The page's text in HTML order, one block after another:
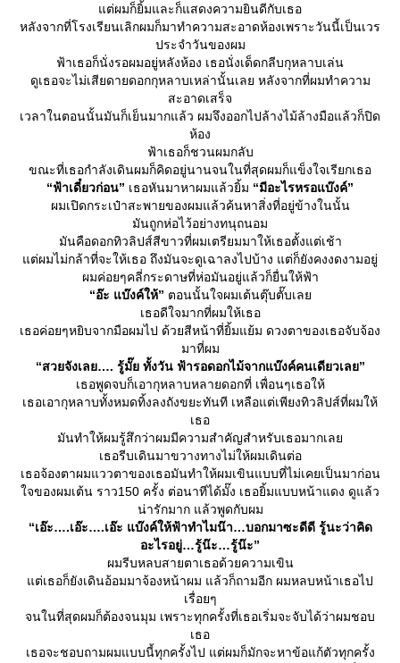
ต่ผมก็ยิ้มและก็แสดงความยินดีกับเธอ
หลังจากที่โรงเรียนเลิกผมก็มาทำความสะอาดห้องเพราะวันนี้เป็นเวร
ประจำวันของผม
ฟ้าเธอก็นั่งรอผมอยู่หลังห้อง เธอนั่งเด็ดกลีบกุหลาบเล่น
ดูเธอจะไม่เสียดายดอกกุหลาบเหล่านั้นเลย หลังจากที่ผมทำความ
สะอาดเสร็จ
เวลาในตอนนั้นมันก็เย็นมากแล้ว ผมจึงออกไปล้างไม้ล้างมือแล้วก็ปิด
ห้อง
ฟ้าเธอก็ชวนผมกลับ
ขณะที่เธอกำลังเดินผมก็คิดอยู่นานจนในที่สุดผมก็แข็งใจเรียกเธอ
“ฟ้าเดี๋ยวก่อน” เธอหันมาหาผมแล้วยิ้ม “มีอะไรหรอแบ๊งค์”
ผมเปิดกระเป๋าสะพายของผมแล้วค้นหาสิ่งที่อยู่ข้างในนั้น
มันถูกห่อไว้อย่างทนุถนอม
มันคือดอกทิวลิปส์สีขาวที่ผมเตรียมมาให้เธอตั้งแต่เช้า
ต่ผมไม่กล้าที่จะให้เธอ ถึงมันจะดูเฉาลงไปบ้าง แต่ก็ยังคงงดงามอยู่
ผมค่อยๆคลี่กระดาษที่ห่อมันอยู่แล้วก็ยื่นให้ฟ้า
“อ๊ะ แบ๊งค์ให้” ตอนนั้นใจผมเต้นตุ๊บตั๊บเล
เธอดีใจมากที่ผมให้เธอ
เธอค่อยๆหยิบจากมือผมไป ด้วยสีหน้าที่ยิ้มแย้ม ดวงตาของเธอจับจ้อง
มาที่ผม
“สวยจังเลย…. รู้มั๊ย ทั้งวัน ฟ้ารอดอกไม้จากแบ๊งค์คนเดียวเลย”
เธอพูดจบก็เอากุหลาบหลายดอกที่ เพื่อนๆเธอให้
เธอเอากุหลาบทั้งหมดทิ้งลงถังขยะทันที เหลือแต่เพียงทิวลิปส์ที่ผมให้
เธอ
มันทำให้ผมรู้สึกว่าผมมีความสำคัญสำหรับเธอมากเล
เธอรีบเดินมาขวางทางไม่ให้ผมเดินต่อ
เธอจ้องตาผมแววตาของเธอมันทำให้ผมเขินแบบที่ไม่เคยเป็นมาก่อน
จของผมเต้น ราว150 ครั้ง ต่อนาทีได้มั๊ง เธอยิ้มแบบหน้าแดง ดูแล้ว
น่ารักมาก แล้วพูดกับผม
“เอ๊ะ….เอ๊ะ….เอ๊ะ แบ๊งค์ให้ฟ้าทำไมน๊า…บอกมาซะดีดี รู้นะว่าคิด
อะไรอยู่…รู้น๊ะ…รู้น๊ะ”
ผมรีบหลบสายตาเธอด้วยความเขิน
ต่เธอก็ยังเดินอ้อมมาจ้องหน้าผม แล้วก็ถามอีก ผมหลบหน้าเธอไป
เรื่อยๆ
จนในที่สุดผมก็ต้องจนมุม เพราะทุกครั้งที่เธอเริ่มจะจับได้ว่าผมชอบ
เธอ
เธอจะชอบถามผมแบบนี้ทุกครั้งไป แต่ผมก็มักจะหาข้อแก้ตัวทุกครั้ง